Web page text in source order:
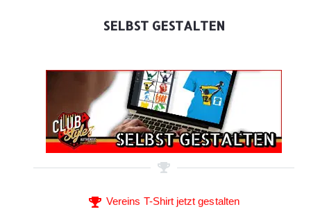
SELBST GESTALTEN
Vereins T-Shirt jetzt gestalten